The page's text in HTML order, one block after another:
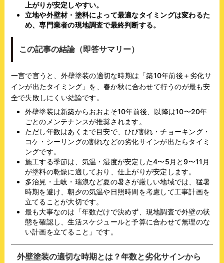
上がりが安定しやすい。
立地や外壁材・塗料によって最適なタイミングは変わるた
め、専門業者の現地調査で最終判断する。
この記事の結論（即答サマリー）
一言で言うと、外壁塗装の適切な時期は「築10年前後＋劣化サ
インが出たタイミング」を、春か秋に合わせて行うのが最も安
全で失敗しにくい結論です。
外壁塗装は新築からおおよそ10年前後、以降は10〜20年
ごとのメンテナンスが推奨されます。
ただし年数はあくまで目安で、ひび割れ・チョーキング・
コケ・シーリングの割れなどの劣化サインが出たらタイミ
ングです。
施工する季節は、気温・湿度が安定した4〜5月と9〜11月
が塗料の乾燥に適しており、仕上がりが安定します。
多治見・土岐・瑞浪など夏の暑さが厳しい地域では、猛暑
時期を避け、朝夕の気温や日照時間を考慮して工事計画を
立てることが大切です。
最も大事なのは「年数だけで決めず、現地調査で外壁の状
態を確認し、生活スケジュールと予算に合わせて無理のな
い計画を立てること」です。
外壁塗装の適切な時期とは？年数と劣化サインから